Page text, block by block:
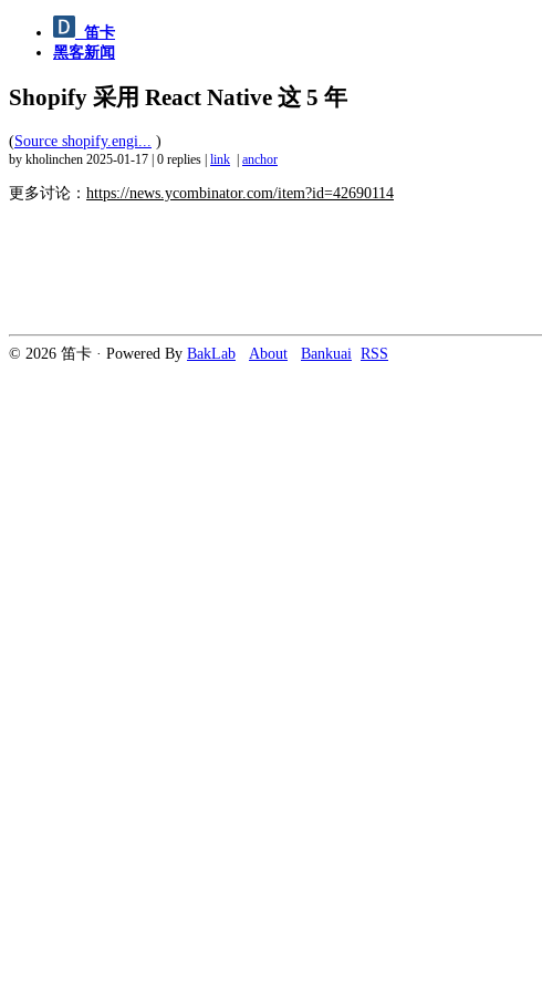
笛卡
黑客新闻
Shopify 采用 React Native 这 5 年
(Source shopify.engi... )
by kholinchen 2025-01-17 0 replies link anchor
更多讨论： https://news.ycombinator.com/item?id=42690114
© 2026 笛卡 · Powered By BakLab About Bankuai RSS